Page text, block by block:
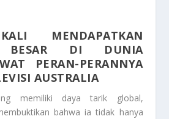
MENDAPATKAN
BESAR DI DUNIA
PERAN-PERANNYA
AUSTRALIA
memiliki daya tarik global,
bahwa ia tidak hanya